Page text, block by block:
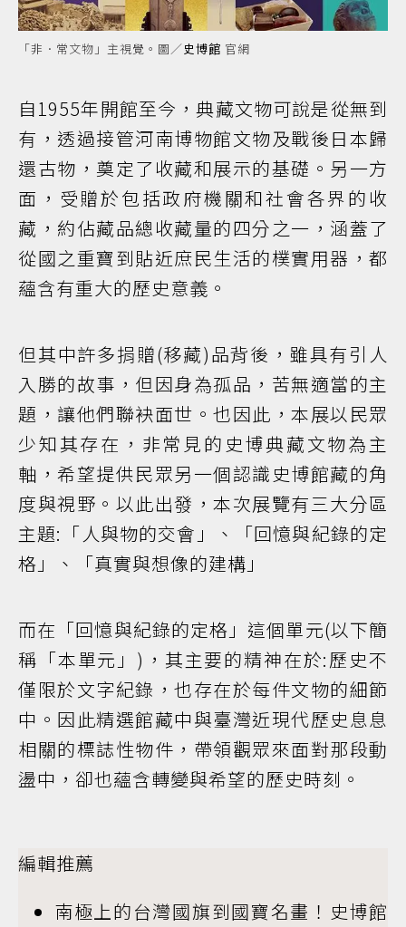
「非．常文物」主視覺。圖／史博館 官網
自1955年開館至今，典藏文物可說是從無到
有，透過接管河南博物館文物及戰後日本歸
還古物，奠定了收藏和展示的基礎。另一方
面，受贈於包括政府機關和社會各界的收
藏，約佔藏品總收藏量的四分之一，涵蓋了
從國之重寶到貼近庶民生活的樸實用器，都
蘊含有重大的歷史意義。
但其中許多捐贈(移藏)品背後，雖具有引人
入勝的故事，但因身為孤品，苦無適當的主
題，讓他們聯袂面世。也因此，本展以民眾
少知其存在，非常見的史博典藏文物為主
軸，希望提供民眾另一個認識史博館藏的角
度與視野。以此出發，本次展覽有三大分區
主題:「人與物的交會」、「回憶與紀錄的定
格」、「真實與想像的建構」
而在「回憶與紀錄的定格」這個單元(以下簡
稱「本單元」)，其主要的精神在於:歷史不
僅限於文字紀錄，也存在於每件文物的細節
中。因此精選館藏中與臺灣近現代歷史息息
相關的標誌性物件，帶領觀眾來面對那段動
盪中，卻也蘊含轉變與希望的歷史時刻。
編輯推薦
南極上的台灣國旗到國寶名畫！史博館